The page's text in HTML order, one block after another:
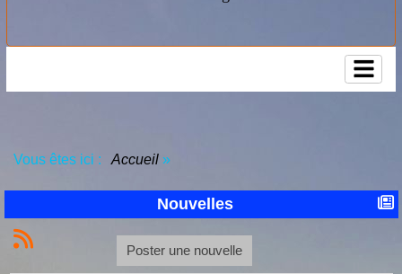
Vous êtes ici : Accueil »
Nouvelles
Poster une nouvelle